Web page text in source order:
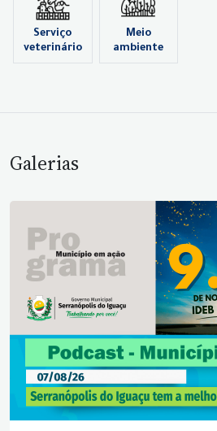
Serviço
veterinário
Meio
ambiente
Galerias